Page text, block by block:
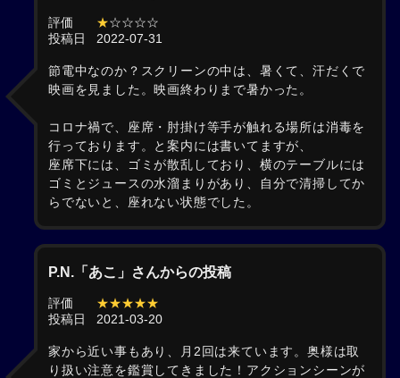
評価 ★☆☆☆☆
投稿日
2022-07-31
節電中なのか？スクリーンの中は、暑くて、汗だくで
映画を見ました。映画終わりまで暑かった。
コロナ禍で、座席・肘掛け等手が触れる場所は消毒を
行っております。と案内には書いてますが、
座席下には、ゴミが散乱しており、横のテーブルには
ゴミとジュースの水溜まりがあり、自分で清掃してか
らでないと、座れない状態でした。
P.N.「あこ」さんからの投稿
評価
★★★★★
投稿日
2021-03-20
家から近い事もあり、月2回は来ています。奥様は取
り扱い注意を鑑賞してきました！アクションシーンが